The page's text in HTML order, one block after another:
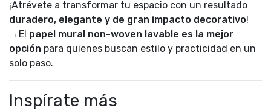
¡Atrévete a transformar tu espacio con un resultado
duradero, elegante y de gran impacto decorativo!
→El papel mural non-woven lavable es la mejor
opción para quienes buscan estilo y practicidad en un
solo paso.
Inspírate más